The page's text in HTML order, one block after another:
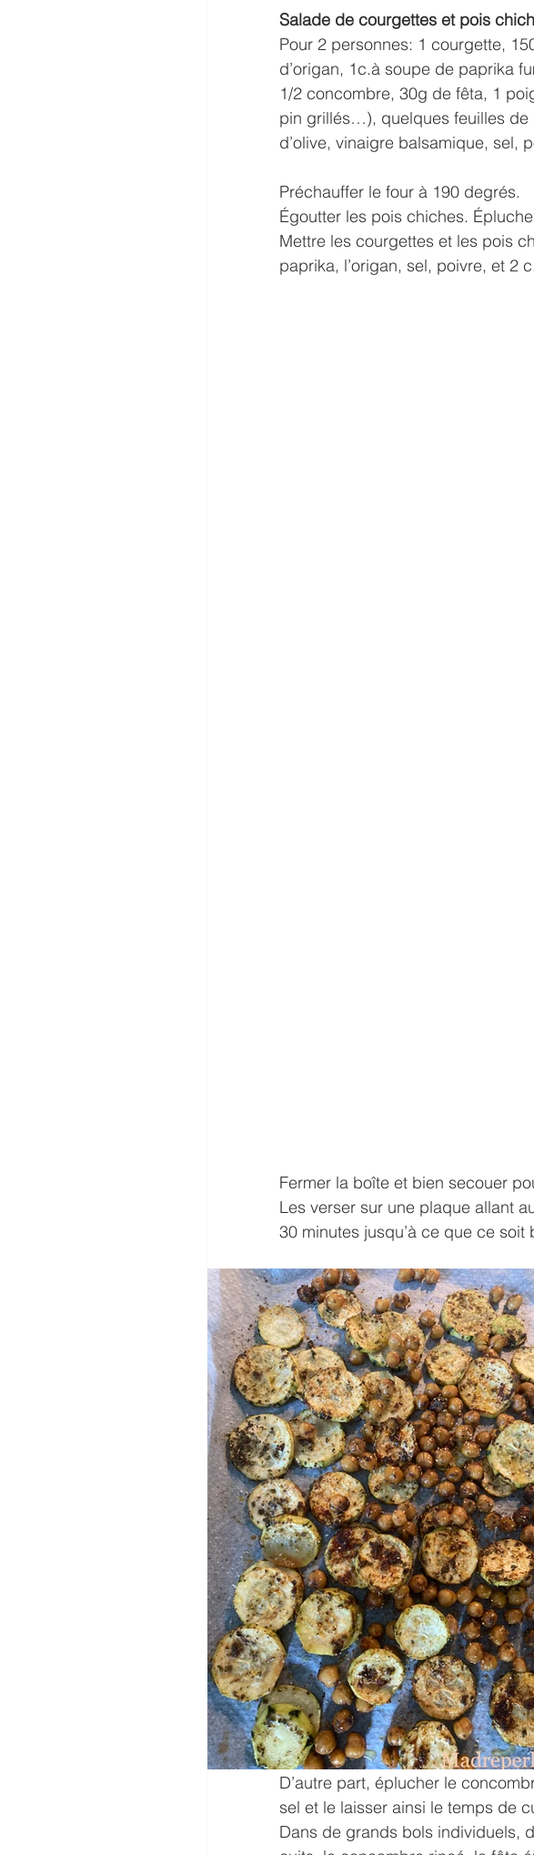
Salade de courgettes et pois
Pour 2 personnes: 1 courgette,
d’origan, 1c.à soupe de paprika
1/2 concombre, 30g de fêta, 1
pin grillés…), quelques feuilles de
d’olive, vinaigre balsamique, sel,
Préchauffer le four à 190 degrés.
Égoutter les pois chiches.
Mettre les courgettes et les pois
paprika, l’origan, sel, poivre, et 2
Fermer la boîte et bien secouer
Les verser sur une plaque allant
30 minutes jusqu’à ce que ce soit
D’autre part, éplucher le
sel et le laisser ainsi le temps de
Dans de grands bols individuels,